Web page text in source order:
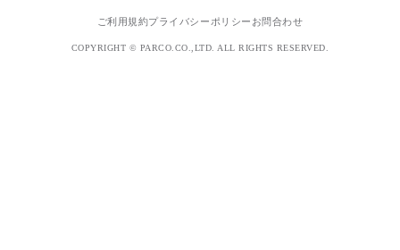
ご利用規約プライバシーポリシー お問合わせ
COPYRIGHT © PARCO.CO.,LTD. ALL RIGHTS RESERVED.